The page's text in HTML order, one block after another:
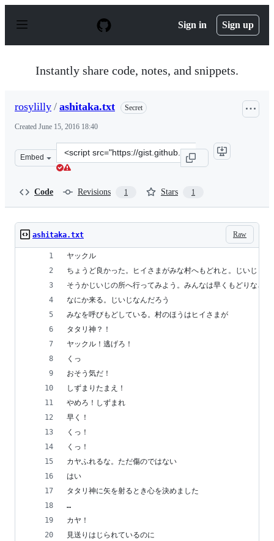
p
Sign in Sign up
Instantly share code, notes, and snippets.
rosylilly / ashitaka.txt Secret
Created June 15, 2016 18:40
Embed
Clone
this
Code Revisions 1 Stars 1
Raw
ashitaka.txt
ヤックル
ちょうど良かった。ヒイさまがみな村へもどれと。じいじも
そうかじいじの所へ行ってみよう。みんなは早くもどりなさい
なにか来る。じいじなんだろう
みなを呼びもどしている。村のほうはヒイさまが
タタリ神？！
ヤックル！逃げろ！
くっ
おそう気だ！
しずまりたまえ！
やめろ！しずまれ
早く！
くっ！
くっ！
カヤふれるな。ただ傷のではない
はい
タタリ神に矢を射るとき心を決めました
…
カヤ！
見送りはじられているのに